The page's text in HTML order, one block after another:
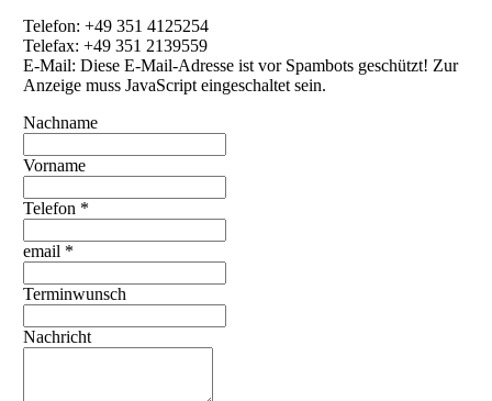
Telefon: +49 351 4125254
Telefax: +49 351 2139559
E-Mail: Diese E-Mail-Adresse ist vor Spambots geschützt! Zur
Anzeige muss JavaScript eingeschaltet sein.
Nachname
Vorname
Telefon *
email *
Terminwunsch
Nachricht